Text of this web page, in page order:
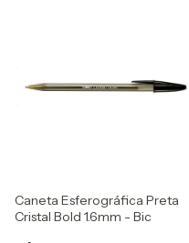
Caneta Esferográfica Preta
Cristal Bold 1.6mm - Bic